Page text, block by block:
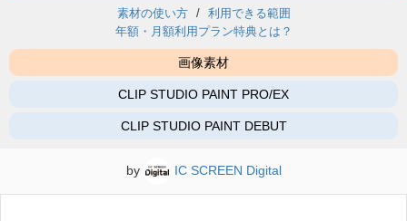
素材の使い方
利用できる範囲
年額・月額利用プラン特典とは？
画像素材
CLIP STUDIO PAINT PRO/EX
CLIP STUDIO PAINT DEBUT
by IC SCREEN Digital